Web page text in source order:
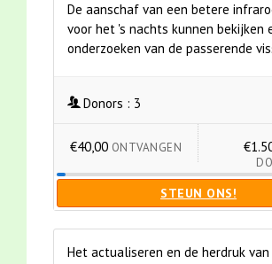
De aanschaf van een betere
voor het 's nachts kunnen bekijken
onderzoeken van de passerende
Donors : 3
€40,00 ONTVANGEN
STEUN ONS!
Het actualiseren en de herdruk van